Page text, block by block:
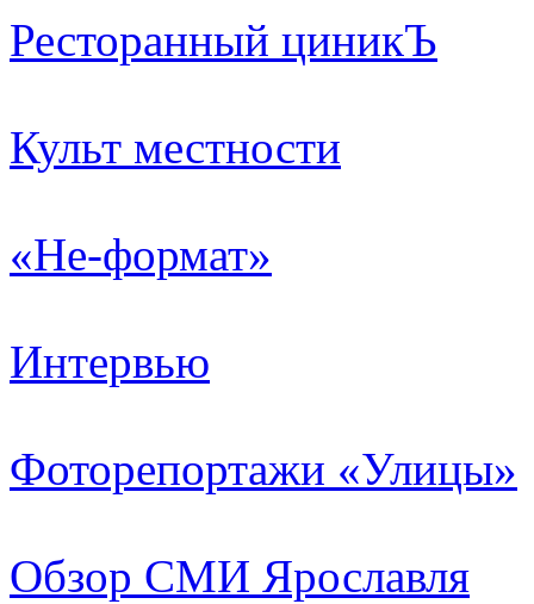
Ресторанный циникЪ
Культ местности
«Не-формат»
Интервью
Фоторепортажи «Улицы»
Обзор СМИ Ярославля